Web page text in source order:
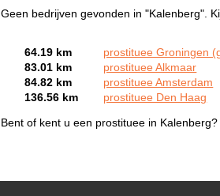
Geen bedrijven gevonden in "Kalenberg".
64.19 km
prostituee Groningen
83.01 km
prostituee Alkmaar
84.82 km
prostituee Amsterdam
136.56 km
prostituee Den Haag
Bent of kent u een prostituee in Kalenberg?